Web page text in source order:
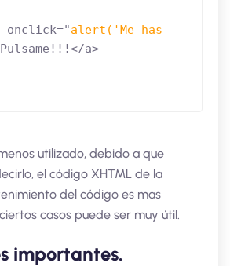
onclick="alert('Me has
a>
utilizado, debido a que
el código XHTML de la
del código es mas
casos puede ser muy útil.
importantes.